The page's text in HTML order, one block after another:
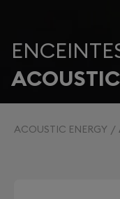
ACOUSTIC ENERGY